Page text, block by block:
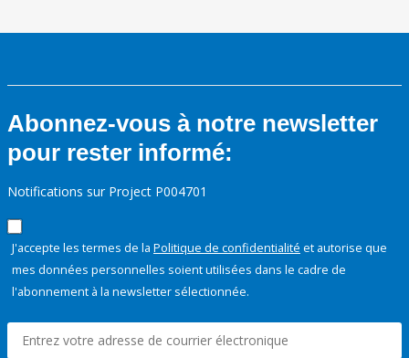
Abonnez-vous à notre newsletter
pour rester informé:
Notifications sur Project P004701
J'accepte les termes de la Politique de confidentialité et autorise que
mes données personnelles soient utilisées dans le cadre de
l'abonnement à la newsletter sélectionnée.